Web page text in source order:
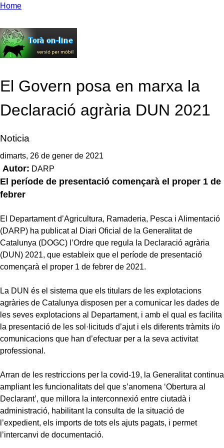
Home
El Govern posa en marxa la
Declaració agrària DUN 2021
Noticia
dimarts, 26 de gener de 2021
Autor: DARP
El període de presentació començarà el proper 1 de
febrer
El Departament d’Agricultura, Ramaderia, Pesca i Alimentació
(DARP) ha publicat al Diari Oficial de la Generalitat de
Catalunya (DOGC) l’Ordre que regula la Declaració agrària
(DUN) 2021, que estableix que el període de presentació
començarà el proper 1 de febrer de 2021.
La DUN és el sistema que els titulars de les explotacions
agràries de Catalunya disposen per a comunicar les dades de
les seves explotacions al Departament, i amb el qual es facilita
la presentació de les sol·licituds d’ajut i els diferents tràmits i/o
comunicacions que han d’efectuar per a la seva activitat
professional.
Arran de les restriccions per la covid-19, la Generalitat continua
ampliant les funcionalitats del que s’anomena ‘Obertura al
Declarant’, que millora la interconnexió entre ciutadà i
administració, habilitant la consulta de la situació de
l’expedient, els imports de tots els ajuts pagats, i permet
l’intercanvi de documentació.